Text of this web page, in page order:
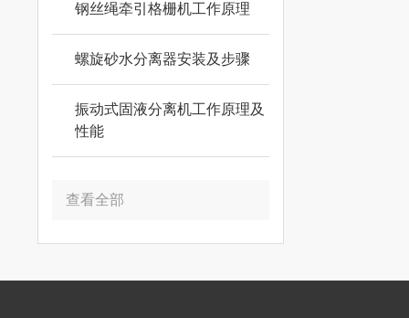
钢丝绳牵引格栅机工作原理
螺旋砂水分离器安装及步骤
振动式固液分离机工作原理及
性能
查看全部